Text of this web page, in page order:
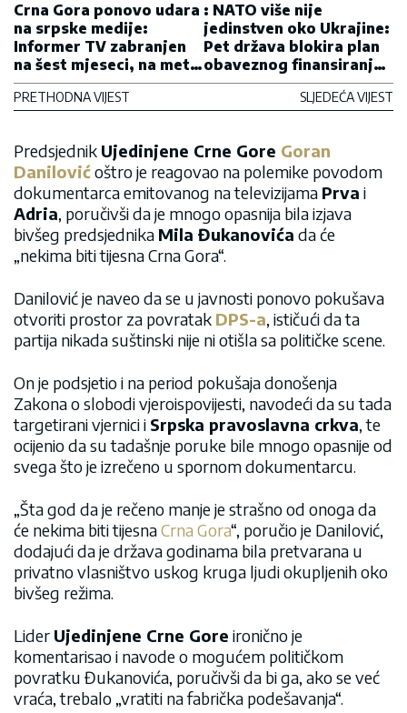
Crna Gora ponovo udara
na srpske medije:
Informer TV zabranjen
na šest mjeseci, na meti i
Adria i Prva
PRETHODNA VIJEST
: NATO više nije
jedinstven oko Ukrajine:
Pet država blokira plan
obaveznog finansiranja
Kijeva
SLJEDEĆA VIJEST
Predsjednik Ujedinjene Crne Gore Goran
Danilovićoštro je reagovao na polemike povodom
dokumentarca emitovanog na televizijama Prva i
Adria, poručivši da je mnogo opasnija bila izjava
bivšeg predsjednika Mila Đukanovića da će
„nekima biti tijesna Crna Gora“.
Danilović je naveo da se u javnosti ponovo pokušava
otvoriti prostor za povratak DPS-a, ističući da ta
partija nikada suštinski nije ni otišla sa političke scene.
On je podsjetio i na period pokušaja donošenja
Zakona o slobodi vjeroispovijesti, navodeći da su tada
targetirani vjernici i Srpska pravoslavna crkva, te
ocijenio da su tadašnje poruke bile mnogo opasnije od
svega što je izrečeno u spornom dokumentarcu.
„Šta god da je rečeno manje je strašno od onoga da
će nekima biti tijesnaCrna Gora“, poručio je Danilović,
dodajući da je država godinama bila pretvarana u
privatno vlasništvo uskog kruga ljudi okupljenih oko
bivšeg režima.
Lider Ujedinjene Crne Gore ironično je
komentarisao i navode o mogućem političkom
povratku Đukanovića, poručivši da bi ga, ako se već
vraća, trebalo „vratiti na fabrička podešavanja“.